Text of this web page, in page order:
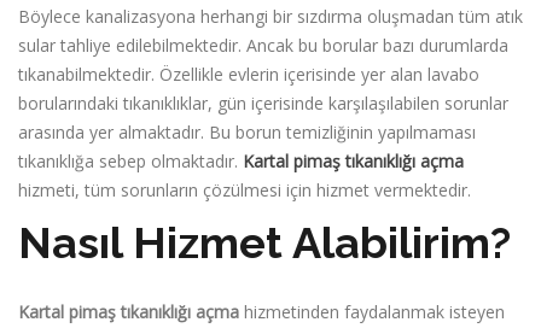
Böylece kanalizasyona herhangi bir sızdırma oluşmadan tüm atık
sular tahliye edilebilmektedir. Ancak bu borular bazı durumlarda
tıkanabilmektedir. Özellikle evlerin içerisinde yer alan lavabo
borularındaki tıkanıklıklar, gün içerisinde karşılaşılabilen sorunlar
arasında yer almaktadır. Bu borun temizliğinin yapılmaması
tıkanıklığa sebep olmaktadır. Kartal pimaş tıkanıklığı açma
hizmeti, tüm sorunların çözülmesi için hizmet vermektedir.
Nasıl Hizmet Alabilirim?
Kartal pimaş tıkanıklığı açma hizmetinden faydalanmak isteyen